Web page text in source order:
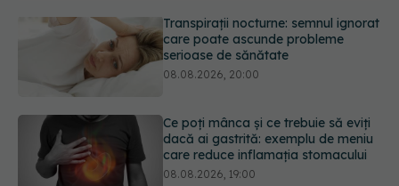
Ce poți mânca și ce trebuie să eviți
dacă ai gastrită: exemplu de meniu
care reduce inflamația stomacului
Microplasticele pot traversa bariera
placentară și modifica hormonii
08.08.2026, 18:00